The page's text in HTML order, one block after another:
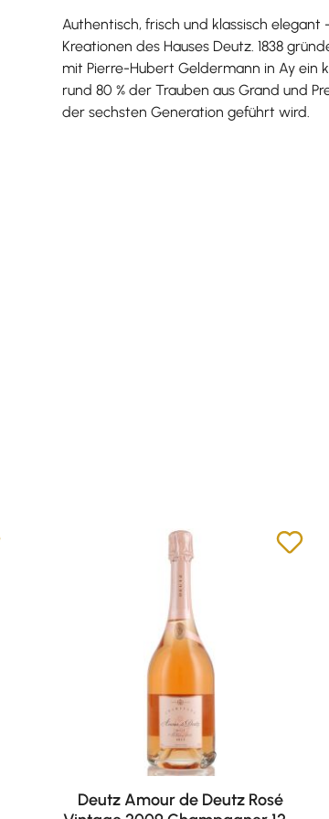
Authentisch, frisch und klassisch
Kreationen des Hauses Deutz. 1838
mit Pierre-Hubert Geldermann in Ay ein
rund 80 % der Trauben aus Grand und
der sechsten Generation geführt wird.
Deutz Amour de Deutz Rosé